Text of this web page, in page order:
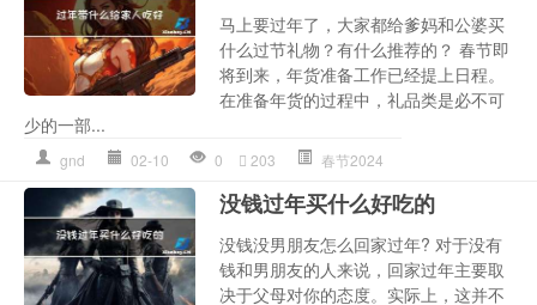
马上要过年了，大家都给爹妈和公婆买
什么过节礼物？有什么推荐的？ 春节即
将到来，年货准备工作已经提上日程。
在准备年货的过程中，礼品类是必不可
少的一部...
gnd 02-10 0 203 春节2024
没钱过年买什么好吃的
没钱没男朋友怎么回家过年? 对于没有
钱和男朋友的人来说，回家过年主要取
决于父母对你的态度。实际上，这并不